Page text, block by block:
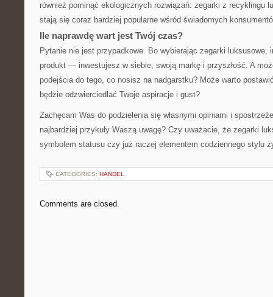
również pominąć ekologicznych rozwiązań: zegarki z recyklingu
stają się coraz bardziej popularne wśród świadomych
Ile naprawdę wart jest Twój czas?
Pytanie nie jest przypadkowe. Bo wybierając zegarki luksusowe,
produkt — inwestujesz w siebie, swoją markę i przyszłość. A
podejścia do tego, co nosisz na nadgarstku? Może warto
będzie odzwierciedlać Twoje aspiracje i gust?
Zachęcam Was do podzielenia się własnymi opiniami i
najbardziej przykuły Waszą uwagę? Czy uważacie, że zegarki
symbolem statusu czy już raczej elementem codziennego stylu
CATEGORIES: HANDEL
Comments are closed.